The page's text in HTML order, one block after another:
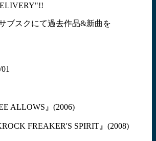
ブスクにて過去作品&新曲を
ALLOWS』(2006)
FREAKER'S SPIRIT』(2008)